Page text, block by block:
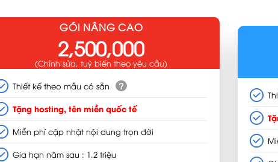
GÓI NÂNG CAO
2,500,000
(Chỉnh sửa, tuỳ biến theo yêu cầu)
Thiết kế theo mẫu có sẵn
?
Tặng hosting, tên miền quốc tế
Miễn phí cập nhật nội dung trọn đời
Gia hạn năm sau : 1.2 triệu